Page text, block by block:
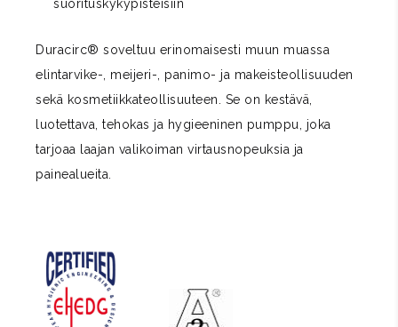
suorituskykypisteisiin
Duracirc® soveltuu erinomaisesti muun muassa
elintarvike-, meijeri-, panimo- ja makeisteollisuuden
sekä kosmetiikkateollisuuteen. Se on kestävä,
luotettava, tehokas ja hygieeninen pumppu, joka
tarjoaa laajan valikoiman virtausnopeuksia ja
painealueita.